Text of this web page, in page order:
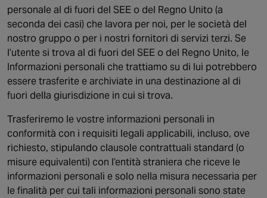
personale al di fuori del SEE o del Regno Unito (a
seconda dei casi) che lavora per noi, per le società del
nostro gruppo o per i nostri fornitori di servizi terzi. Se
l’utente si trova al di fuori del SEE o del Regno Unito, le
Informazioni personali che trattiamo su di lui potrebbero
essere trasferite e archiviate in una destinazione al di
fuori della giurisdizione in cui si trova.
Trasferiremo le vostre informazioni personali in
conformità con i requisiti legali applicabili, incluso, ove
richiesto, stipulando clausole contrattuali standard (o
misure equivalenti) con l’entità straniera che riceve le
informazioni personali e solo nella misura necessaria per
le finalità per cui tali informazioni personali sono state